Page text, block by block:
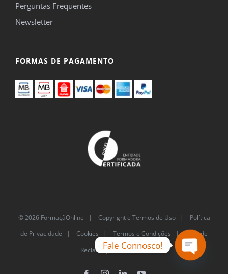
Perguntas Frequentes
Newsletter
FORMAS DE PAGAMENTO
© 2026 FormaçãOnline | Copyright e Termos de Uso|
Política
de Privacidade | Cookies | Termos e Condições |Livro de
Reclamações Eletrónico
Fale Connosco!